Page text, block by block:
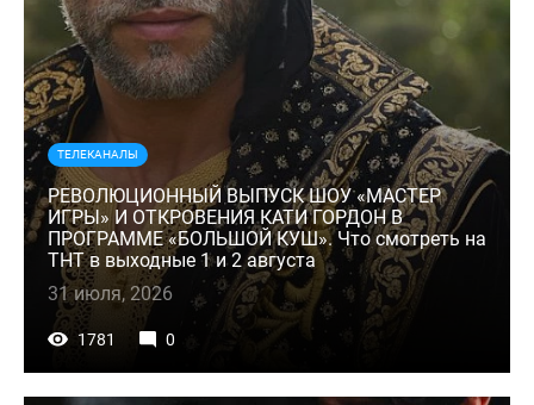
ТЕЛЕКАНАЛЫ
РЕВОЛЮЦИОННЫЙ ВЫПУСК ШОУ «МАСТЕР
ИГРЫ» И ОТКРОВЕНИЯ КАТИ ГОРДОН В
ПРОГРАММЕ «БОЛЬШОЙ КУШ». Что смотреть на
ТНТ в выходные 1 и 2 августа
31 июля, 2026
1781 0